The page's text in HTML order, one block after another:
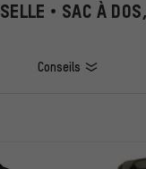
• SAC À
Conseils